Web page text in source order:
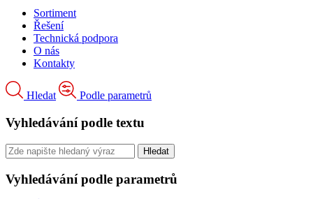
Sortiment
Řešení
Technická podpora
O nás
Kontakty
Hledat Podle parametrů
Vyhledávání podle textu
Vyhledávání podle parametrů